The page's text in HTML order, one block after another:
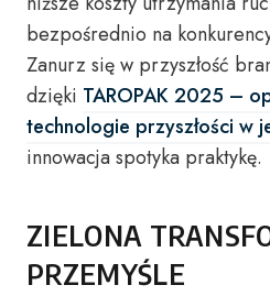
bezpośrednio na
Zanurz się w przyszłość
dzięki TAROPAK 2025 –
technologie przyszłości w
innowacja spotyka praktykę.
ZIELONA
PRZEMYŚLE